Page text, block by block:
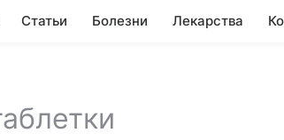
Статьи Болезни Лекарства